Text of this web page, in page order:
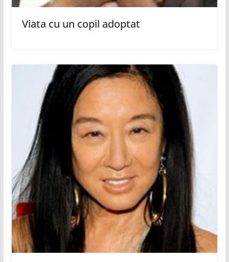
Viata cu un copil adoptat